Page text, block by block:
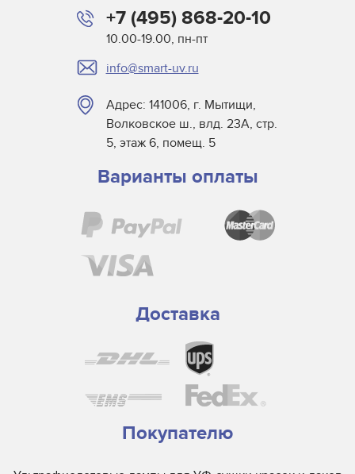
+7 (495) 868-20-10
10.00-19.00, пн-пт
info@smart-uv.ru
Адрес: 141006, г. Мытищи,
Волковское ш., влд. 23А, стр.
5, этаж 6, помещ. 5
Варианты оплаты
Доставка
Покупателю